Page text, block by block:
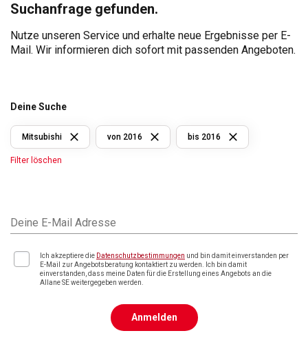
Suchanfrage gefunden.
Nutze unseren Service und erhalte neue Ergebnisse per E-
Mail. Wir informieren dich sofort mit passenden Angeboten.
Deine Suche
Mitsubishi von 2016 bis 2016
Filter löschen
Deine E-Mail Adresse
Ich akzeptiere die Datenschutzbestimmungen und bin damit einverstanden per
E-Mail zur Angebotsberatung kontaktiert zu werden. Ich bin damit
einverstanden, dass meine Daten für die Erstellung eines Angebots an die
Allane SE weitergegeben werden.
Anmelden